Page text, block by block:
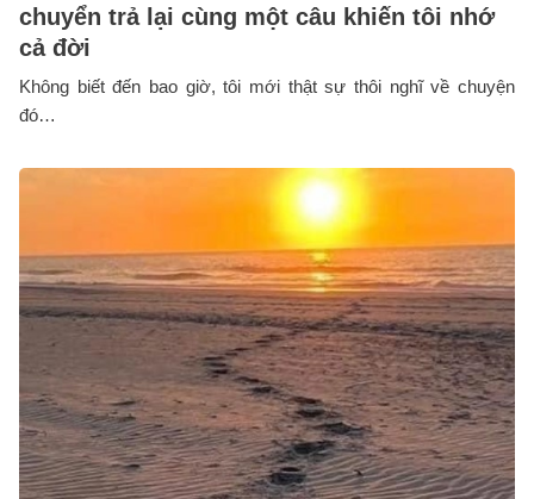
chuyển trả lại cùng một câu khiến tôi nhớ
cả đời
Không biết đến bao giờ, tôi mới thật sự thôi nghĩ về chuyện
đó…